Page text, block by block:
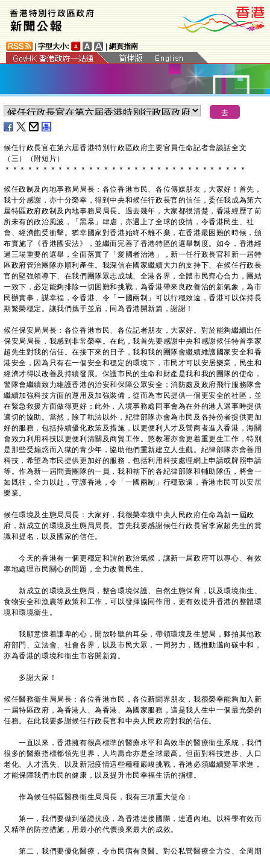
字型大小: 網頁指南
候任行政長官在第六屆香港特別行政區政府主要官員任命記者會談話全文
（三）（附短片）
＊ ＊ ＊ ＊ ＊ ＊ ＊ ＊ ＊ ＊ ＊ ＊ ＊ ＊ ＊ ＊ ＊ ＊ ＊ ＊ ＊ ＊ ＊ ＊ ＊ ＊ ＊ ＊ ＊ ＊ ＊ ＊
候任政制及內地事務局局長：各位香港市民、各位傳媒朋友，大家好！首先，
我十分感謝，亦十分榮幸，得到中央和候任行政長官的信任，委任我成為第六
屆特區政府政制及內地事務局局長。過去幾年，大家都很清楚，香港經歷了前
所未有的政治風波，「黑暴」肆虐，亦遇上了全球的疫情，令香港民生、社
會、經濟飽受衝擊。猶幸國家對香港始終不離不棄，在香港最困難的時候，頒
布實施了《香港國安法》，並繼而完善了香港特區的選舉制度。如今，香港經
過三場重要的選舉，全面落實了「愛國者治港」，新一任行政長官和新一屆特
區政府管治團隊亦順利產生。我深信在國家繼續大力的支持下、在候任行政長
官的堅強領導下、在我們團隊眾志成城、全港各界，全體市民齊心合力，團結
一致下，必定能夠排除一切困難和挑戰，為香港帶來良政善治的新氣象，為市
民辦實事，謀幸福，令香港、令「一國兩制」可以行穩致遠，香港可以保持長
期繁榮穩定。讓我們攜手並肩，同為香港開新篇，謝謝！
候任保安局局長：各位香港市民、各位記者朋友，大家好。對於能夠繼續出任
保安局局長，我感到非常榮幸。在此，我首先要感謝中央和感謝候任特首李家
超先生對我的信任。在接下來的日子，我和我的團隊會繼續維護國家安全和香
港安全，因為只有在一個安全和穩定的環境下，市民才可以安居樂業，民生和
經濟才得以改善及持續發展。保護市民的生命和財產是我和我的團隊的使命，
警隊會繼續致力維護香港的治安和保障公眾安全；消防處及政府飛行服務隊會
繼續加強科技方面的運用及加強裝備，從而為市民提供一個更安全的社區，並
在緊急救援方面做得更好；此外，入境事務處同事會為在外的港人遇事時提供
適切的協助。當然，除了執法以外，紀律部隊亦會為市民及各持份者提供更加
好的服務，包括持續優化政策及措施，以更便利人才及營商者進入香港，海關
會致力利用科技以更便利清關及商貿工作。懲教署亦會更着重更生工作，特別
是那些受煽惑而入獄的青少年，協助他們重新建立人生觀。紀律部隊亦會善用
科技，希望為市民提供更加好的服務，包括利用科技處理網上申請或牌照申請
等。作為新一屆問責團隊的一員，我和轄下的各紀律部隊和輔助隊伍，將會一
如既往，全力以赴，守護香港，令「一國兩制」行穩致遠，香港市民可以安居
樂業。
候任環境及生態局局長：大家好，我很榮幸獲中央人民政府任命為新一屆政
府，新成立的環境及生態局局長。首先我要感謝候任行政長官李家超先生的賞
識和提名，以及國家的信任。
今天的香港有一個更穩定和諧的政治氣候，讓新一屆政府可以專心、有效
率地處理市民關心的問題，全力改善民生。
新成立的環境及生態局，整合環境保護、自然生態保育，以及環境衞生、
食物安全和漁農等政策和工作，可以發揮協同作用，更有效提升香港的整體環
境和環境衞生。
我願意懷着謙卑的心，開放聆聽的耳朵，帶領環境及生態局，夥拍其他政
府部門、立法會、社會各界，以及市民大眾，一同努力，既推動邁向碳中和，
亦為香港的環境和衞生市容開新篇。
多謝大家！
候任醫務衞生局局長：各位香港市民，各位新聞界朋友，我很榮幸能夠加入新
一屆特區政府，為香港人、為香港、為國家服務，這是我人生中一個最光榮的
任務。在此我要多謝候任行政長官和中央人民政府對我的信任。
一直以來，香港擁有很高標準的醫療水平和高效率的醫療衞生系統，我們
很多的醫療指標都領先世界，人均壽命亦是全球最高。但面對科技進步、人口
老化、人才流失、以及新冠疫情這些種種嚴峻挑戰，香港必須繼續變革求進，
才能保障我們市民的健康，以及提升市民幸福生活的指標。
作為候任特區醫務衞生局局長，我有三項重大使命：
第一，我們要做到循證抗疫，為香港連接國際，連通內地。以科學有效而
又精準的防控措施，用最小的代價換來最大的成效。
第二，我們要優化醫療，令市民病有良醫。對公私營醫療全方位、全周期